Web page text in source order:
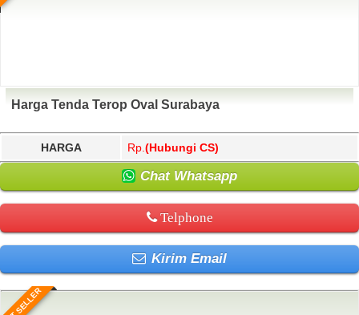
Harga Tenda Terop Oval Surabaya
HARGA Rp. (Hubungi CS)
Chat Whatsapp
Telphone
Kirim Email